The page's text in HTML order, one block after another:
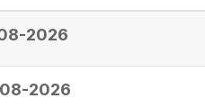
2026
2026